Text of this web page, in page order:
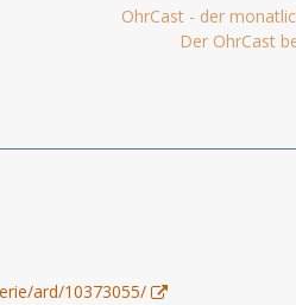
OhrCast - der
Der OhrCast
ard/10373055/